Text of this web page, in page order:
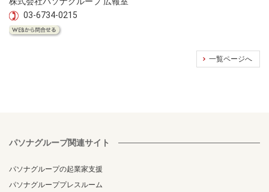
03-6734-0215
一覧ページへ
パソナグループ関連サイト
パソナグループの起業家支援
パソナグループプレスルーム